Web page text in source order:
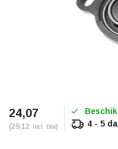
24,07
(29,12 Incl. btw)
4 - 5